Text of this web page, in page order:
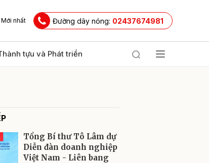
Mới nhất Đường dây nóng: 02437674981
tựu và Phát triển
Tổng Bí thư Tô Lâm dự
Diễn đàn doanh nghiệp
Việt Nam - Liên bang